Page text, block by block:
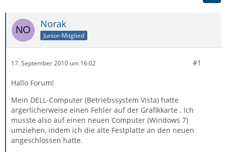
Norak
Junior-Mitglied
17. September 2010 um 16:02 #1
Hallo Forum!
Mein DELL-Computer (Betriebssystem Vista) hatte
ärgerlicherweise einen Fehler auf der Grafikkarte . Ich
musste also auf einen neuen Computer (Windows 7)
umziehen, indem ich die alte Festplatte an den neuen
angeschlossen hatte.